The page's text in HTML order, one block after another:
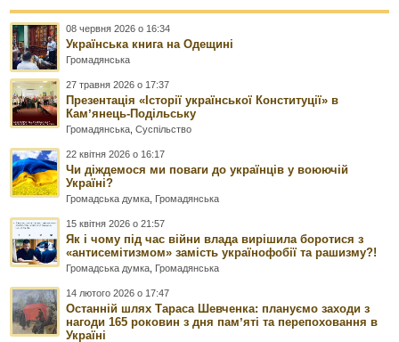
08 червня 2026 о 16:34
Українська книга на Одещині
Громадянська
27 травня 2026 о 17:37
Презентація «Історії української Конституції» в
Камʼянець-Подільську
Громадянська ,Суспільство
22 квітня 2026 о 16:17
Чи діждемося ми поваги до українців у воюючій
Україні?
Громадська думка Громадянська
15 квітня 2026 о 21:57
Як і чому під час війни влада вирішила боротися з
«антисемітизмом» замість українофобії та рашизму?!
Громадська думка Громадянська
14 лютого 2026 о 17:47
Останній шлях Тараса Шевченка: плануємо заходи з
нагоди 165 роковин з дня памʼяті та перепоховання в
Україні